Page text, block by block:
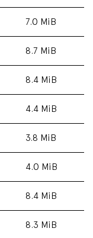
7.0 MiB
8.7 MiB
8.4 MiB
4.4 MiB
3.8 MiB
4.0 MiB
8.4 MiB
8.3 MiB